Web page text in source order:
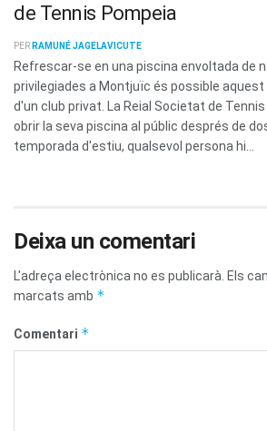
de Tennis Pompeia
PER RAMUNÉ JAGELAVICUTE
Refrescar-se en una piscina envoltada de
privilegiades a Montjuïc és possible
d'un club privat. La Reial Societat de
obrir la seva piscina al públic després de
temporada d'estiu, qualsevol persona hi...
Deixa un comentari
L'adreça electrònica no es publicarà. Els
marcats amb *
Comentari *